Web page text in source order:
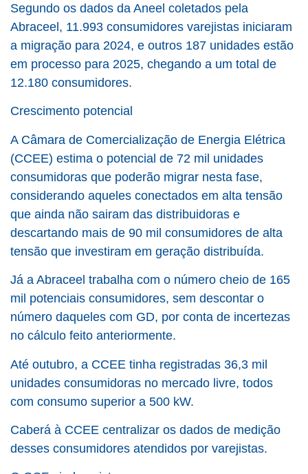
Segundo os dados da Aneel coletados pela
Abraceel, 11.993 consumidores varejistas iniciaram
a migração para 2024, e outros 187 unidades estão
em processo para 2025, chegando a um total de
12.180 consumidores.
Crescimento potencial
A Câmara de Comercialização de Energia Elétrica
(CCEE) estima o potencial de 72 mil unidades
consumidoras que poderão migrar nesta fase,
considerando aqueles conectados em alta tensão
que ainda não sairam das distribuidoras e
descartando mais de 90 mil consumidores de alta
tensão que investiram em geração distribuída.
Já a Abraceel trabalha com o número cheio de 165
mil potenciais consumidores, sem descontar o
número daqueles com GD, por conta de incertezas
no cálculo feito anteriormente.
Até outubro, a CCEE tinha registradas 36,3 mil
unidades consumidoras no mercado livre, todos
com consumo superior a 500 kW.
Caberá à CCEE centralizar os dados de medição
desses consumidores atendidos por varejistas.